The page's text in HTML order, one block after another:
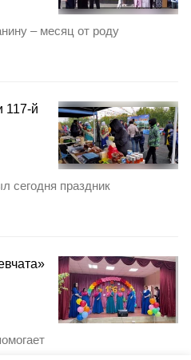
– месяц от роду
117-й
сегодня праздник